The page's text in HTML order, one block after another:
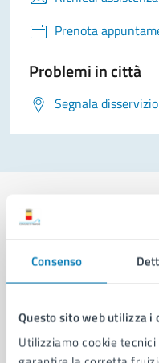
Consenso
Questo sito web utilizza i
Utilizziamo cookie
Prenota
Problemi in città
Segnala disservizio
Comune di
AMMINISTRAZIONE
Aree amministrative
Organi di governo